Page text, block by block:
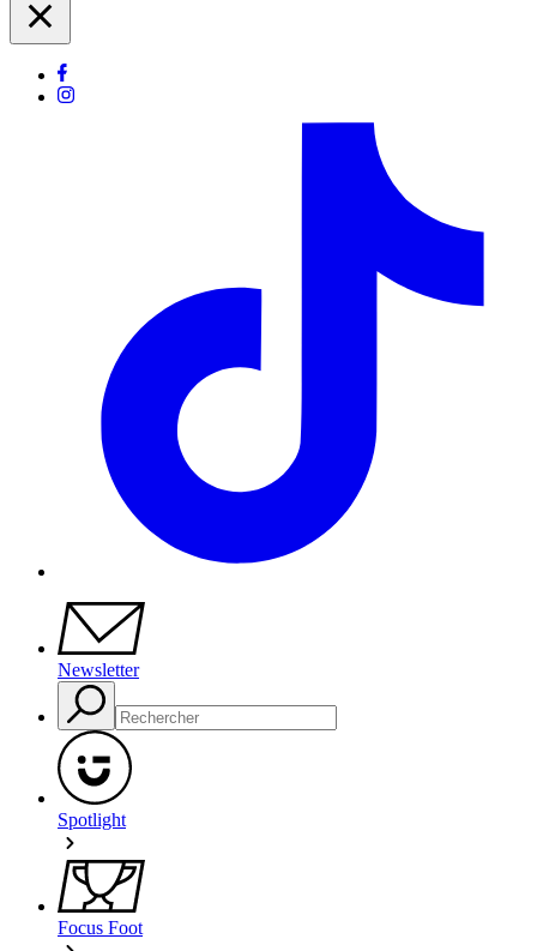
Newsletter
Spotlight
Focus Foot